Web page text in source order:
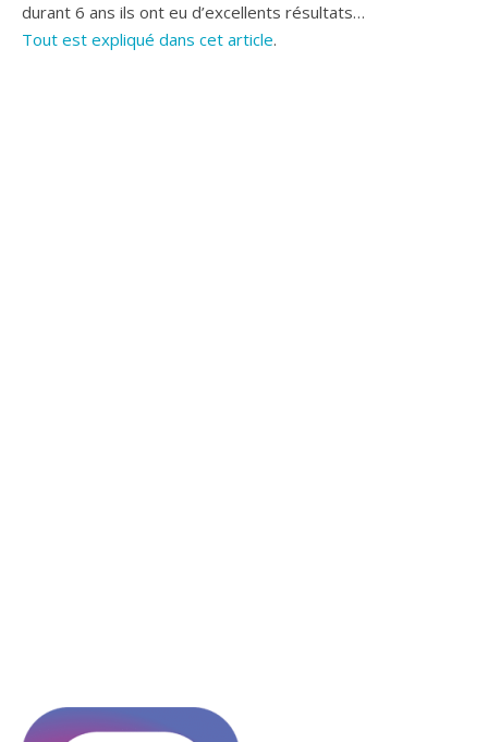
durant 6 ans ils ont eu d’excellents résultats…
Tout est expliqué dans cet article.